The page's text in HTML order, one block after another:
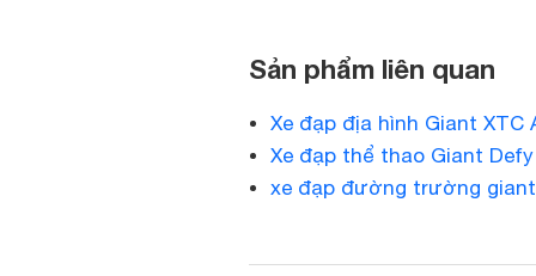
Sản phẩm liên quan
Xe đạp địa hình Giant XTC
Xe đạp thể thao Giant Defy
xe đạp đường trường